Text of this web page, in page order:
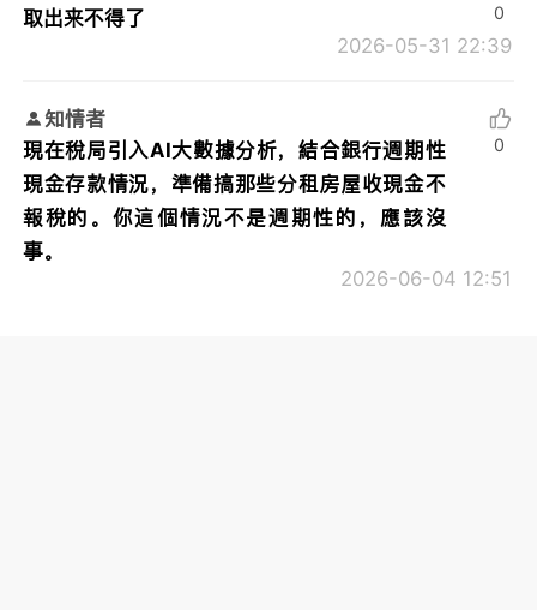
取出来不得了
2026-05-31 22:39
0
知情者
現在稅局引入AI大數據分析，結合銀行週期性
現金存款情況，準備搞那些分租房屋收現金不
報稅的。你這個情況不是週期性的，應該沒
事。
2026-06-04 12:51
0